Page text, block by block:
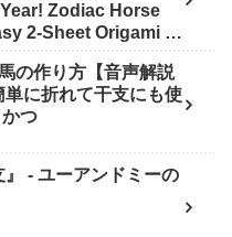
Zodiac Horse
2-Sheet Origami -
の作り方【音声解説
単に折れて干支にも使
つ
』 - ユーアンドミーの